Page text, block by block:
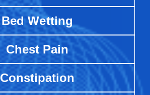
Bed Wetting
Chest Pain
Constipation